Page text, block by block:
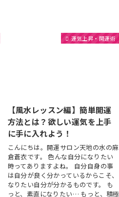
運気上昇・開運術
【風水レッスン編】簡単開運
方法とは？欲しい運気を上手
に手に入れよう！
こんにちは。開運サロン天地の水の麻
倉蒼衣です。 色んな自分になりたい
時ってありますよね。 自分自身の事
は自分が良く分かっているからこそ、
なりたい自分が分かるものです。 も
っと、素直になりたい… もっと、積極